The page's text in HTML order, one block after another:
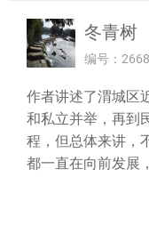
冬青树
编号：
作者讲述了渭城区
和私立并举，再到
程，但总体来讲，
都一直在向前发展